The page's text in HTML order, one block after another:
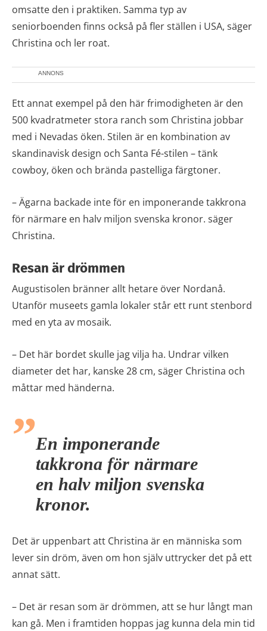
omsatte den i praktiken. Samma typ av
seniorboenden finns också på fler ställen i USA, säger
Christina och ler roat.
ANNONS
Ett annat exempel på den här frimodigheten är den
500 kvadratmeter stora ranch som Christina jobbar
med i Nevadas öken. Stilen är en kombination av
skandinavisk design och Santa Fé-stilen – tänk
cowboy, öken och brända pastelliga färgtoner.
– Ägarna backade inte för en imponerande takkrona
för närmare en halv miljon svenska kronor. säger
Christina.
Resan är drömmen
Augustisolen bränner allt hetare över Nordanå.
Utanför museets gamla lokaler står ett runt stenbord
med en yta av mosaik.
– Det här bordet skulle jag vilja ha. Undrar vilken
diameter det har, kanske 28 cm, säger Christina och
måttar med händerna.
En imponerande
takkrona för närmare
en halv miljon svenska
kronor.
Det är uppenbart att Christina är en människa som
lever sin dröm, även om hon själv uttrycker det på ett
annat sätt.
– Det är resan som är drömmen, att se hur långt man
kan gå. Men i framtiden hoppas jag kunna dela min tid